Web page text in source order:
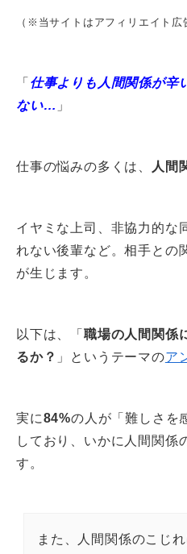
（※当サイトはアフィリエイト広
「 仕事よりも人間関係が辛
ない… 」
仕事の悩みの多くは、 人間
イヤミな上司、非協力的な
れない後輩など。相手との
が生じます。
以下は、「 職場の人間関係
るか？ 」というテーマのア
実に84%の人が「難しさを
しており、いかに人間関係
す。
また、人間関係のこじれ